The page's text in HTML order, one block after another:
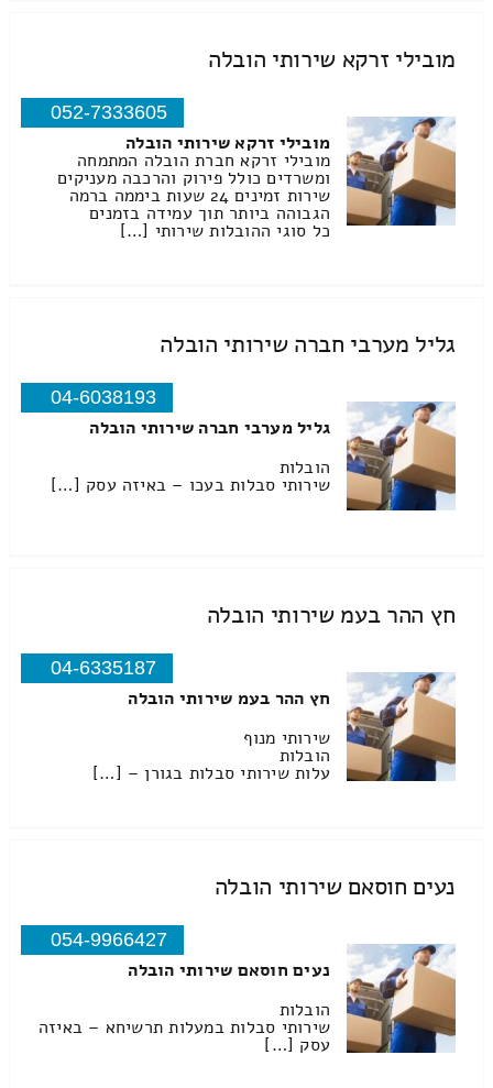
מובילי זרקא שירותי הובלה
052-7333605
מובילי זרקא שירותי הובלה
מובילי זרקא חברת הובלה המתמחה
ומשרדים כולל פירוק והרכבה מעניקים
שירות זמינים 24 שעות ביממה ברמה
הגבוהה ביותר תוך עמידה בזמנים
כל סוגי ההובלות שירותי […]
גליל מערבי חברה שירותי הובלה
04-6038193
גליל מערבי חברה שירותי הובלה
הובלות
שירותי סבלות בעכו – באיזה עסק […]
חץ ההר בעמ שירותי הובלה
04-6335187
חץ ההר בעמ שירותי הובלה
שירותי מנוף
הובלות
עלות שירותי סבלות בגורן – […]
נעים חוסאם שירותי הובלה
054-9966427
נעים חוסאם שירותי הובלה
הובלות
שירותי סבלות במעלות תרשיחא – באיזה
עסק […]